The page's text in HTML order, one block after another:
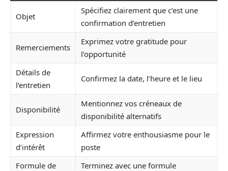
Objet
Spécifiez clairement que c’est une
confirmation d’entretien
Remerciements
Exprimez votre gratitude pour
l’opportunité
Détails de
l’entretien
Confirmez la date, l’heure et le lieu
Disponibilité
Mentionnez vos créneaux de
disponibilité alternatifs
Expression
d’intérêt
Affirmez votre enthousiasme pour le
poste
Formule de
Terminez avec une formule